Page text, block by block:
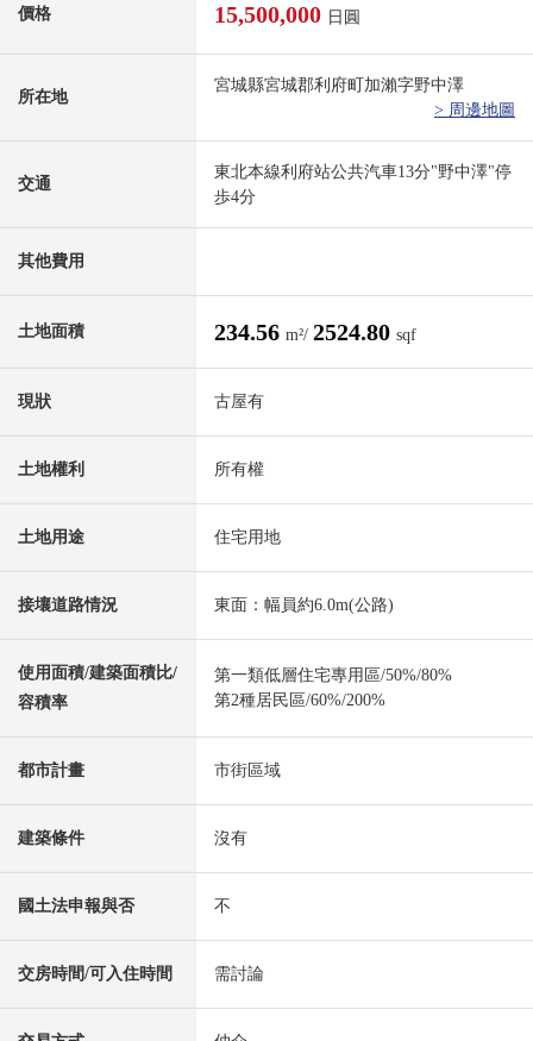
價格 15,500,000 日圓
所在地
宮城縣宮城郡利府町加瀨字野中澤
> 周邊地圖
交通
東北本線利府站公共汽車13分"野中澤"停
歩4分
其他費用
土地面積 234.56 m²/ 2524.80 sqf
現狀 古屋有
土地權利 所有權
土地用途 住宅用地
接壤道路情況 東面：幅員約6.0m(公路)
使用面積/建築面積比/
容積率
第一類低層住宅專用區/50%/80%
第2種居民區/60%/200%
都市計畫 市街區域
建築條件 沒有
國土法申報與否 不
交房時間/可入住時間 需討論